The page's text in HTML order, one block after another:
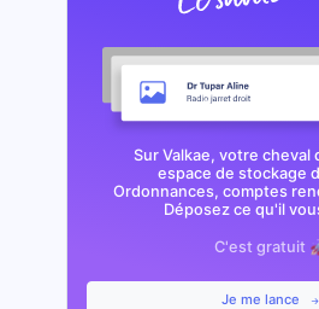
Sur Valkae, votre cheval
espace de stockage
Ordonnances, comptes
Déposez ce qu'il
C'est gratuit
Je me lance